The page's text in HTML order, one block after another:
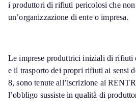
i produttori di rifiuti pericolosi che
un’organizzazione di ente o impresa.
Le imprese produttrici iniziali di rifiuti
e il trasporto dei propri rifiuti ai sensi
8, sono tenute all’iscrizione al
l’obbligo sussiste in qualità di